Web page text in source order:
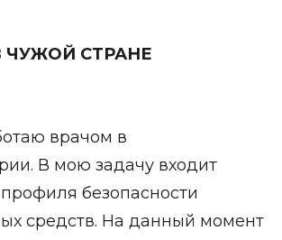
ЧУЖОЙ СТРАНЕ
врачом в
В мою задачу входит
безопасности
средств. На данный момент